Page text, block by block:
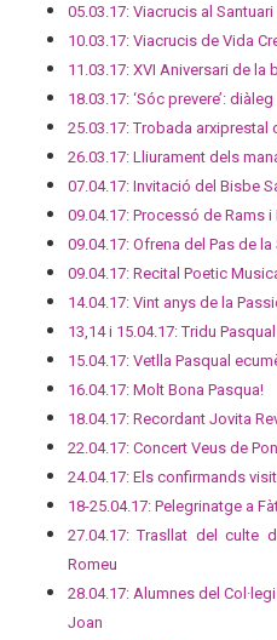
05.03.17: Viacrucis al
10.03.17: Viacrucis de Vida
11.03.17: XVI Aniversari de
18.03.17: ‘Sóc prevere’:
25.03.17: Trobada arxiprestal
26.03.17: Lliurament dels
07.04.17: Invitació del Bisbe
09.04.17: Processó de Rams
09.04.17: Ofrena del Pas de
09.04.17: Recital Poetic
14.04.17: Vint anys de la
13,14 i 15.04.17: Tridu Pasqual
15.04.17: Vetlla Pasqual
16.04.17: Molt Bona Pasqua!
18.04.17: Recordant Jovita
22.04.17: Concert Veus de
24.04.17: Els confirmands
18-25.04.17: Pelegrinatge a
27.04.17: Trasllat del culte
Romeu
28.04.17: Alumnes del
Joan